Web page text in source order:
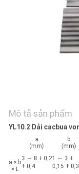
YÊU
CẦU
GIÁ
Mô tả sản phẩm
YL10.2 Dải cacbua
a × b
× L
a
(mm)
b
(mm)
3 ～ 8 + 0,2
+ 0,4
1 ～ 3 +
0,15 +